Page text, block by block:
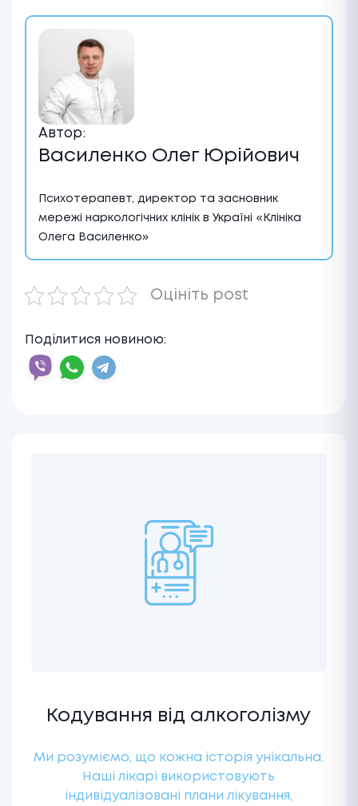
Автор:
Василенко Олег Юрійович
Психотерапевт, директор та засновник
мережі наркологічних клінік в Україні «Клініка
Олега Василенко»
Оцініть post
Поділитися новиною:
Кодування від алкоголізму
Ми розуміємо, що кожна історія унікальна.
Наші лікарі використовують
індивідуалізовані плани лікування,